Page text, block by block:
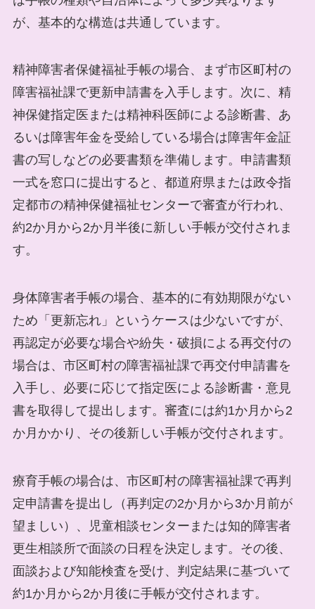
が、基本的な構造は共通しています。
精神障害者保健福祉手帳の場合、まず市区町村の
障害福祉課で更新申請書を入手します。次に、精
神保健指定医または精神科医師による診断書、あ
るいは障害年金を受給している場合は障害年金証
書の写しなどの必要書類を準備します。申請書類
一式を窓口に提出すると、都道府県または政令指
定都市の精神保健福祉センターで審査が行われ、
約2か月から2か月半後に新しい手帳が交付されま
す。
身体障害者手帳の場合、基本的に有効期限がない
ため「更新忘れ」というケースは少ないですが、
再認定が必要な場合や紛失・破損による再交付の
場合は、市区町村の障害福祉課で再交付申請書を
入手し、必要に応じて指定医による診断書・意見
書を取得して提出します。審査には約1か月から2
か月かかり、その後新しい手帳が交付されます。
療育手帳の場合は、市区町村の障害福祉課で再判
定申請書を提出し（再判定の2か月から3か月前が
望ましい）、児童相談センターまたは知的障害者
更生相談所で面談の日程を決定します。その後、
面談および知能検査を受け、判定結果に基づいて
約1か月から2か月後に手帳が交付されます。